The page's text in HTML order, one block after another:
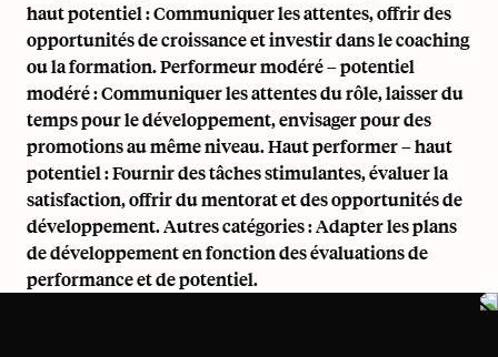
haut potentiel : Communiquer les attentes, offrir des
opportunités de croissance et investir dans le coaching
ou la formation. Performeur modéré – potentiel
modéré : Communiquer les attentes du rôle, laisser du
temps pour le développement, envisager pour des
promotions au même niveau. Haut performer – haut
potentiel : Fournir des tâches stimulantes, évaluer la
satisfaction, offrir du mentorat et des opportunités de
développement. Autres catégories : Adapter les plans
de développement en fonction des évaluations de
performance et de potentiel.